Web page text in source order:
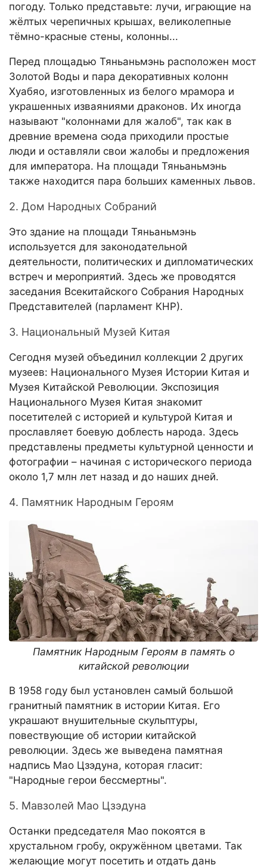
погоду. Только представьте: лучи, играющие на
жёлтых черепичных крышах, великолепные
тёмно-красные стены, колонны...
Перед площадью Тяньаньмэнь расположен мост
Золотой Воды и пара декоративных колонн
Хуабяо, изготовленных из белого мрамора и
украшенных изваяниями драконов. Их иногда
называют "колоннами для жалоб", так как в
древние времена сюда приходили простые
люди и оставляли свои жалобы и предложения
для императора. На площади Тяньаньмэнь
также находится пара больших каменных львов.
2. Дом Народных Собраний
Это здание на площади Тяньаньмэнь
используется для законодательной
деятельности, политических и дипломатических
встреч и мероприятий. Здесь же проводятся
заседания Всекитайского Собрания Народных
Представителей (парламент КНР).
3. Национальный Музей Китая
Сегодня музей объединил коллекции 2 других
музеев: Национального Музея Истории Китая и
Музея Китайской Революции. Экспозиция
Национального Музея Китая знакомит
посетителей с историей и культурой Китая и
прославляет боевую доблесть народа. Здесь
представлены предметы культурной ценности и
фотографии – начиная с исторического периода
около 1,7 млн лет назад и до наших дней.
4. Памятник Народным Героям
Памятник Народным Героям в память о
китайской революции
В 1958 году был установлен самый большой
гранитный памятник в истории Китая. Его
украшают внушительные скульптуры,
повествующие об истории китайской
революции. Здесь же выведена памятная
надпись Мао Цзэдуна, которая гласит:
"Народные герои бессмертны".
5. Мавзолей Мао Цзэдуна
Останки председателя Мао покоятся в
хрустальном гробу, окружённом цветами. Так
желающие могут посетить и отдать дань